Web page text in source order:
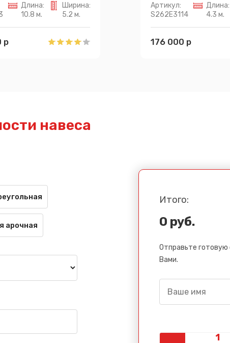
Длина:
10.8 м.
Ширина:
5.2 м.
р
Артикул:
S262E3114
Длина:
4.3 м.
176 000 р
навеса
арочная
Итого:
0 руб.
Отправьте
Вами.
Сообщение успешно отправлено